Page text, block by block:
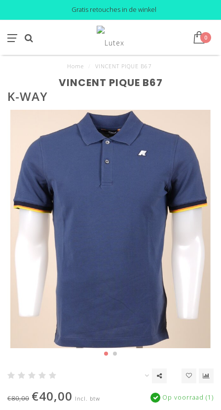
Gratis retouches in de winkel
0
Home VINCENT PIQUE B67
VINCENT PIQUE B67
K-WAY
€80,00 €40,00 Incl. btw Op voorraad (1)